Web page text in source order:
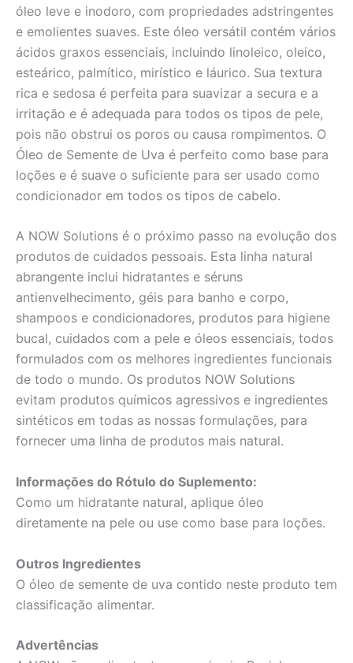
óleo leve e inodoro, com propriedades adstringentes
e emolientes suaves. Este óleo versátil contém vários
ácidos graxos essenciais, incluindo linoleico, oleico,
esteárico, palmítico, mirístico e láurico. Sua textura
rica e sedosa é perfeita para suavizar a secura e a
irritação e é adequada para todos os tipos de pele,
pois não obstrui os poros ou causa rompimentos. O
Óleo de Semente de Uva é perfeito como base para
loções e é suave o suficiente para ser usado como
condicionador em todos os tipos de cabelo.
A NOW Solutions é o próximo passo na evolução dos
produtos de cuidados pessoais. Esta linha natural
abrangente inclui hidratantes e séruns
antienvelhecimento, géis para banho e corpo,
shampoos e condicionadores, produtos para higiene
bucal, cuidados com a pele e óleos essenciais, todos
formulados com os melhores ingredientes funcionais
de todo o mundo. Os produtos NOW Solutions
evitam produtos químicos agressivos e ingredientes
sintéticos em todas as nossas formulações, para
fornecer uma linha de produtos mais natural.
Informações do Rótulo do Suplemento:
Como um hidratante natural, aplique óleo
diretamente na pele ou use como base para loções.
Outros Ingredientes
O óleo de semente de uva contido neste produto tem
classificação alimentar.
Advertências